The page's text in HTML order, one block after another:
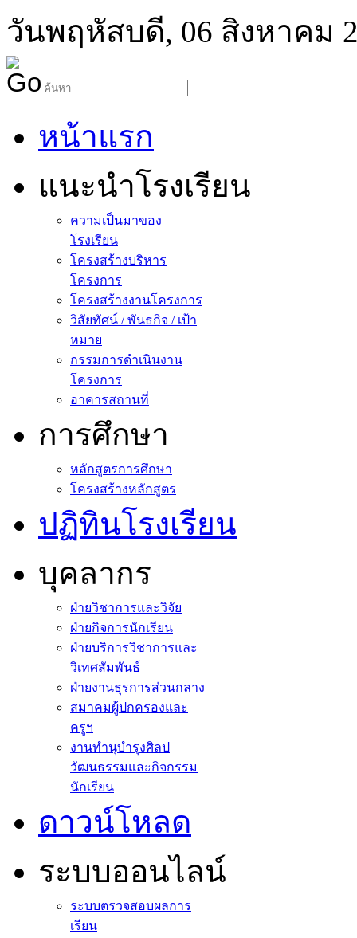
วันพฤหัสบดี, 06 สิงหาคม
หน้าแรก
แนะนำโรงเรียน
ความเป็นมาของ
โรงเรียน
โครงสร้างบริหาร
โครงการ
โครงสร้างงานโครงการ
วิสัยทัศน์ / พันธกิจ / เป้า
หมาย
กรรมการดำเนินงาน
โครงการ
อาคารสถานที่
การศึกษา
หลักสูตรการศึกษา
โครงสร้างหลักสูตร
ปฏิทินโรงเรียน
บุคลากร
ฝ่ายวิชาการและวิจัย
ฝ่ายกิจการนักเรียน
ฝ่ายบริการวิชาการและ
วิเทศสัมพันธ์
ฝ่ายงานธุรการส่วนกลาง
สมาคมผู้ปกครองและ
ครูฯ
งานทำนุบำรุงศิลป
วัฒนธรรมและกิจกรรม
นักเรียน
ดาวน์โหลด
ระบบออนไลน์
ระบบตรวจสอบผลการ
เรียน